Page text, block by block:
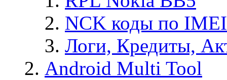
NCK коды по IMEI
Логи, Кредиты,
Android Multi Tool